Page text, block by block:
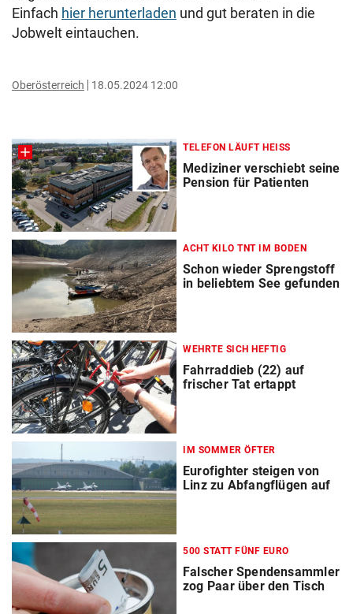
Einfach hier herunterladen und gut beraten in die
Jobwelt eintauchen.
Oberösterreich 18.05.2024 12:00
TELEFON LÄUFT HEISS
Mediziner verschiebt seine
Pension für Patienten
ACHT KILO TNT IM BODEN
Schon wieder Sprengstoff
in beliebtem See gefunden
WEHRTE SICH HEFTIG
Fahrraddieb (22) auf
frischer Tat ertappt
IM SOMMER ÖFTER
Eurofighter steigen von
Linz zu Abfangflügen auf
500 STATT FÜNF EURO
Falscher Spendensammler
zog Paar über den Tisch